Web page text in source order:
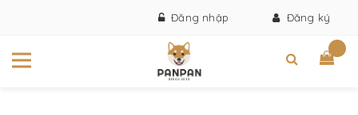
Đăng nhập Đăng ký